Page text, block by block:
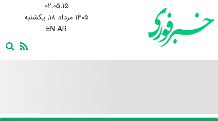
۰۲:۰۵:۱۶
۱۴۰۵ مرداد ۱۸, یکشنبه
EN AR